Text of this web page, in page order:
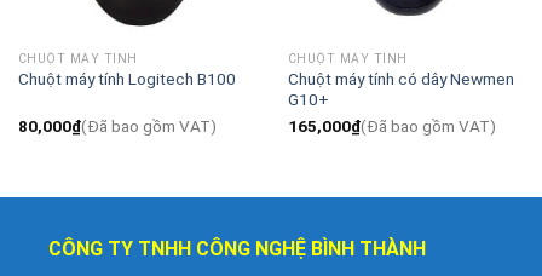
CHUỘT MÁY TÍNH
Chuột máy tính Logitech B100
80,000₫(Đã bao gồm VAT)
CHUỘT MÁY TÍNH
Chuột máy tính có dây Newmen
G10+
165,000₫(Đã bao gồm VAT)
CÔNG TY TNHH CÔNG NGHỆ BÌNH THÀNH